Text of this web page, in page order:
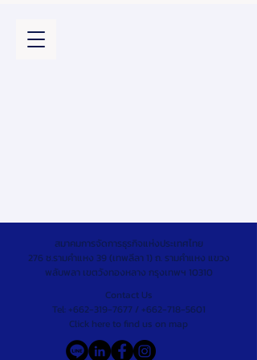
สมาคมการจัดการธุรกิจแห่งประเทศไทย
276 ซ.รามคำแหง 39 (เทพลีลา 1) ถ. รามคำแหง แขวง
พลับพลา เขตวังทองหลาง กรุงเทพฯ 10310
Contact Us
Tel: +662-319-7677 / +662-718-5601
Click here to find us on map